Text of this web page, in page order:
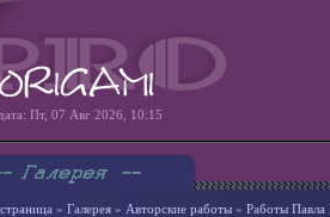
Пт, 07 Авг 2026, 10:15
» Галерея » Авторские работы » Работы